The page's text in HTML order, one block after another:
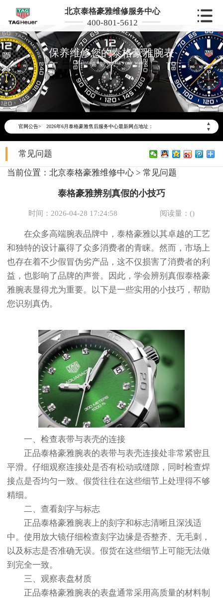
北京泰格豪雅维修服务中心
400-801-5612
保养维修您的泰格豪雅腕表
Maintain and repair your watch
官网公告>
▲
▼
2026年6月泰格豪雅北京市售后服务网络优化升级公告
2026年6月北京市泰格豪雅官方售后客户服务热线：400-801-5612
2026年6月泰格豪雅售后服务中心最新网点地址：
北京市东城区东长安街1号东方广场写字楼W3座6层602室（需提前预约）
北京市朝阳区建国门外大街甲6号华熙国际中心写字楼D座11层1102室（需提前预约）
节假日正常营业！
常见问题
当前位置： 北京泰格豪雅维修中心 > 常见问题
泰格豪雅辨别真假的小技巧
时间：2026-04-28 17:24:58 阅读量：()
在众多高端腕表品牌中，泰格豪雅以其卓越的工艺
和独特的设计赢得了众多消费者的青睐。然而，市场上
也存在着不少假冒伪劣产品，这不仅损害了消费者的利
益，也影响了品牌的声誉。因此，学会辨别真假泰格豪
雅腕表显得尤为重要。以下是一些实用的小技巧，帮助
您识别真伪。
一、检查表带与表壳的连接
正品泰格豪雅腕表的表带与表壳连接处非常紧密且
平滑。仔细观察连接处是否有松动或缝隙，同时检查焊
接点是否均匀一致。假货往往在这些细节上处理得不够
精细。
二、查看刻字与标志
正品泰格豪雅腕表上的刻字和标志清晰且深浅适
中。使用放大镜仔细检查刻字边缘是否整齐、无毛刺，
以及标志是否准确无误。假货在这些细节上可能无法做
到完全一致。
三、观察表盘材质
正品泰格豪雅腕表的表盘通常采用高质量的材料制